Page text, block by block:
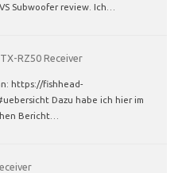
Subwoofer review. Ich…
RZ50 Receiver
https://fishhead-
Dazu habe ich hier im
Bericht…